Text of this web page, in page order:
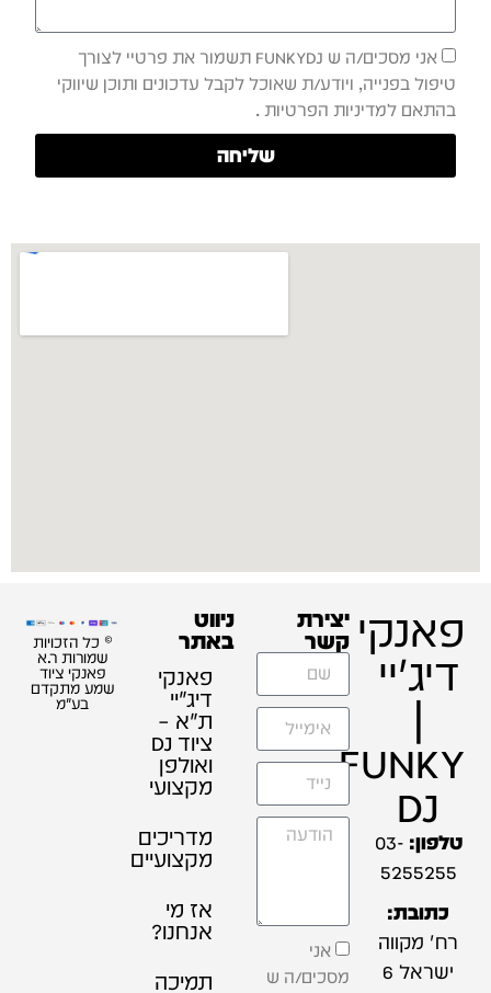
אני מסכים/ה ש FUNKYDJ תשמור את פרטיי לצורך
טיפול בפנייה, ויודע/ת שאוכל לקבל עדכונים ותוכן שיווקי
בהתאם למדיניות הפרטיות .
שליחה
פאנקי
דיג'יי
|
FUNKY
DJ
טלפון: 03-
5255255
כתובת:
רח' מקווה
ישראל 6
יצירת
קשר
אני
מסכים/ה ש
ניווט
באתר
פאנקי
דיג׳יי
ת"א –
ציוד DJ
ואולפן
מקצועי
מדריכים
מקצועיים
אז מי
אנחנו?
תמיכה
© כל הזכויות
שמורות ר.א
פאנקי ציוד
שמע מתקדם
בע"מ